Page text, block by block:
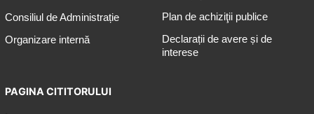
Consiliul de Administrație
Organizare internă
Plan de achiziţii publice
Declarații de avere și de
interese
PAGINA CITITORULUI